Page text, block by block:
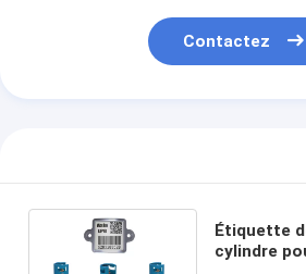
Contactez
Étiquette
cylindre